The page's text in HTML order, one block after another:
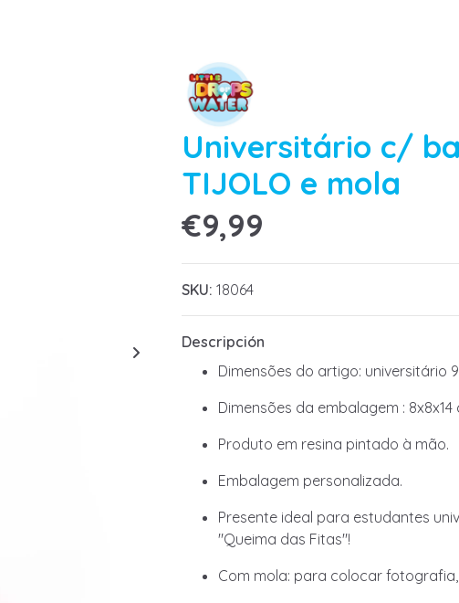
Universitário c/
TIJOLO e mola
€9,99
SKU: 18064
Descripción
Dimensões do artigo: universitário
Dimensões da embalagem : 8x8x14
Produto em resina pintado à mão.
Embalagem personalizada.
Presente ideal para estudantes
"Queima das Fitas"!
Com mola: para colocar